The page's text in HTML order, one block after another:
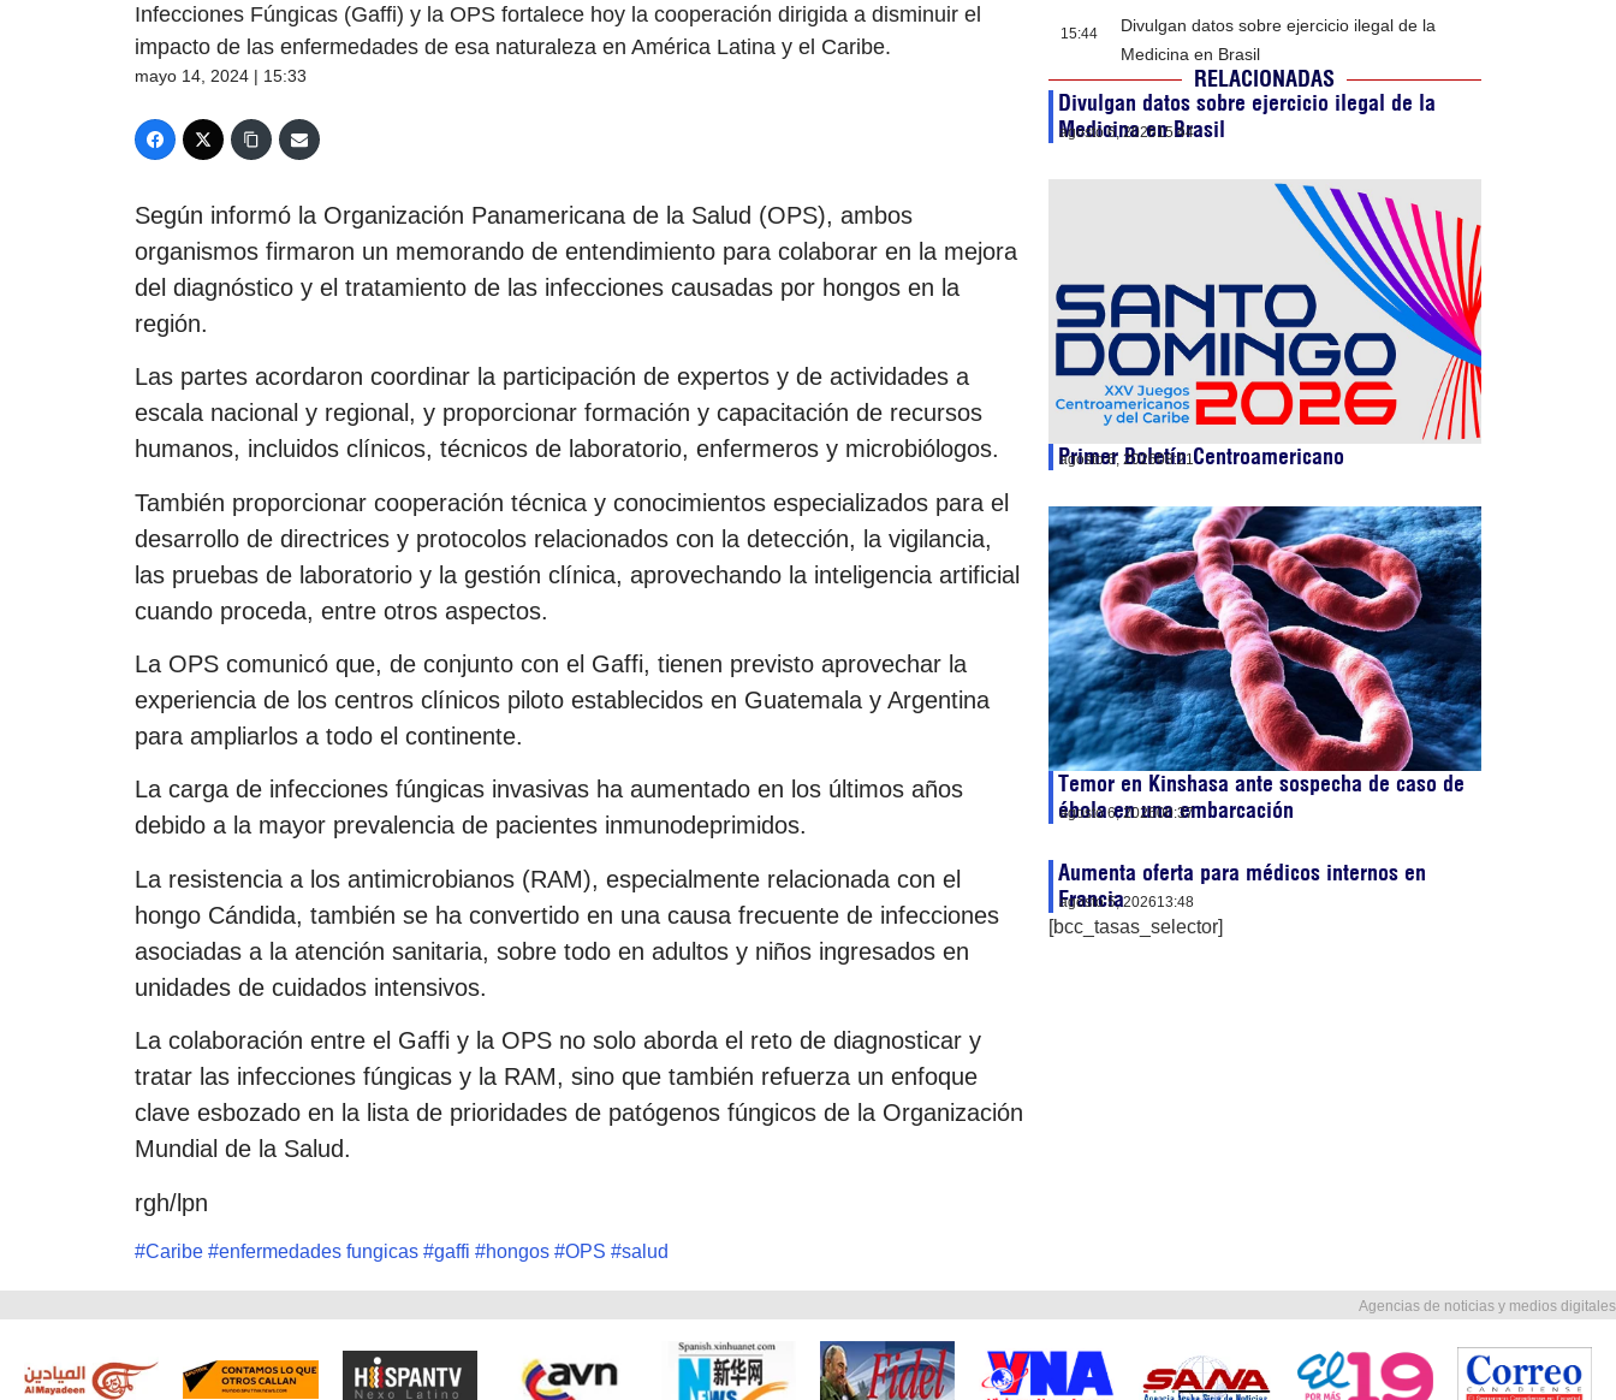
Infecciones Fúngicas (Gaffi) y la OPS fortalece hoy la cooperación dirigida a disminuir el
impacto de las enfermedades de esa naturaleza en América Latina y el Caribe.
mayo 14, 2024 | 15:33
Según informó la Organización Panamericana de la Salud (OPS), ambos
organismos firmaron un memorando de entendimiento para colaborar en la mejora
del diagnóstico y el tratamiento de las infecciones causadas por hongos en la
región.
Las partes acordaron coordinar la participación de expertos y de actividades a
escala nacional y regional, y proporcionar formación y capacitación de recursos
humanos, incluidos clínicos, técnicos de laboratorio, enfermeros y microbiólogos.
También proporcionar cooperación técnica y conocimientos especializados para el
desarrollo de directrices y protocolos relacionados con la detección, la vigilancia,
las pruebas de laboratorio y la gestión clínica, aprovechando la inteligencia artificial
cuando proceda, entre otros aspectos.
La OPS comunicó que, de conjunto con el Gaffi, tienen previsto aprovechar la
experiencia de los centros clínicos piloto establecidos en Guatemala y Argentina
para ampliarlos a todo el continente.
La carga de infecciones fúngicas invasivas ha aumentado en los últimos años
debido a la mayor prevalencia de pacientes inmunodeprimidos.
La resistencia a los antimicrobianos (RAM), especialmente relacionada con el
hongo Cándida, también se ha convertido en una causa frecuente de infecciones
asociadas a la atención sanitaria, sobre todo en adultos y niños ingresados en
unidades de cuidados intensivos.
La colaboración entre el Gaffi y la OPS no solo aborda el reto de diagnosticar y
tratar las infecciones fúngicas y la RAM, sino que también refuerza un enfoque
clave esbozado en la lista de prioridades de patógenos fúngicos de la Organización
Mundial de la Salud.
rgh/lpn
#Caribe #enfermedades fungicas #gaffi #hongos #OPS #salud
15:44
Divulgan datos sobre ejercicio ilegal de la
Medicina en Brasil
RELACIONADAS
Divulgan datos sobre ejercicio ilegal de la
Medicina en Brasil
agosto 6, 202615:44
Primer Boletín Centroamericano
agosto 6, 202608:21
Temor en Kinshasa ante sospecha de caso de
ébola en una embarcación
agosto 6, 202600:37
Aumenta oferta para médicos internos en
Francia
agosto 5, 202613:48
[bcc_tasas_selector]
Agencias de noticias y medios digitales